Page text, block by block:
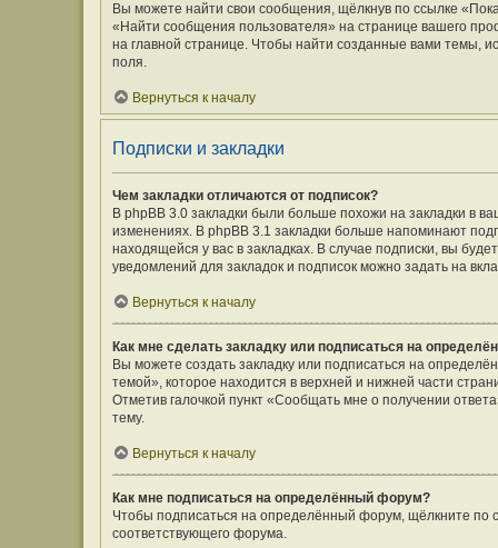
Вы можете найти свои сообщения, щёлкнув по ссылке
«Найти сообщения пользователя» на странице вашего
на главной странице. Чтобы найти созданные вами темы,
поля.
Вернуться к началу
Подписки и закладки
Чем закладки отличаются от подписок?
В phpBB 3.0 закладки были больше похожи на закладки в
изменениях. В phpBB 3.1 закладки больше напоминают
находящейся у вас в закладках. В случае подписки, вы
уведомлений для закладок и подписок можно задать на
Вернуться к началу
Как мне сделать закладку или подписаться на
Вы можете создать закладку или подписаться на
темой», которое находится в верхней и нижней части
Отметив галочкой пункт «Сообщать мне о получении
тему.
Вернуться к началу
Как мне подписаться на определённый форум?
Чтобы подписаться на определённый форум, щёлкните по
соответствующего форума.